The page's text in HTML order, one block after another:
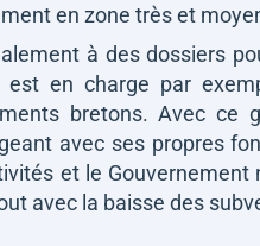
en zone très et
à des dossiers
est en charge par
bretons. Avec ce
avec ses propres
et le
avec la baisse des